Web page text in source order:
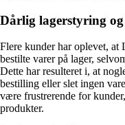
Dårlig lagerstyring
Flere kunder har oplevet, at
bestilte varer på lager,
Dette har resulteret i, at
bestilling eller slet ingen
være frustrerende for
produkter.